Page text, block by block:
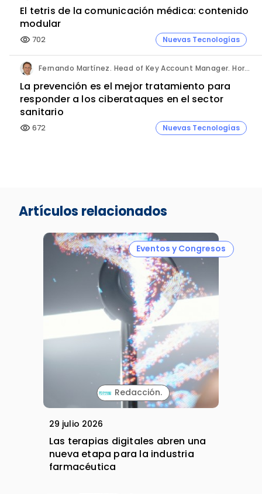
El tetris de la comunicación médica: contenido
modular
visibility 702 Nuevas Tecnologías
Fernando Martínez. Head of Key Account Manager. Hornetsecurity.
La prevención es el mejor tratamiento para
responder a los ciberataques en el sector
sanitario
visibility 672 Nuevas Tecnologías
Artículos relacionados
Eventos y Congresos
Redacción.
29 julio 2026
Las terapias digitales abren una
nueva etapa para la industria
farmacéutica